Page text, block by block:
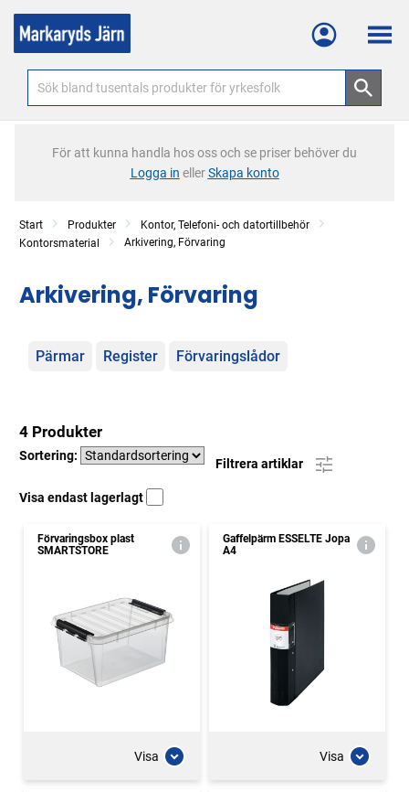
Meny
För att kunna handla hos oss och se priser behöver du
Logga in ellerSkapa konto
Start Produkter
Kontor, Telefoni- och datortillbehör
Kontorsmaterial
Arkivering, Förvaring
Arkivering, Förvaring
Kategorier
Pärmar Register Förvaringslådor
4 Produkter
Sortering:
Filtrera artiklar
Visa endast lagerlagt
Förvaringsbox plast
SMARTSTORE
Visa
Gaffelpärm ESSELTE Jopa
A4
Visa